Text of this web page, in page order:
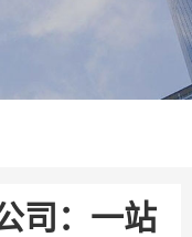
司：一站